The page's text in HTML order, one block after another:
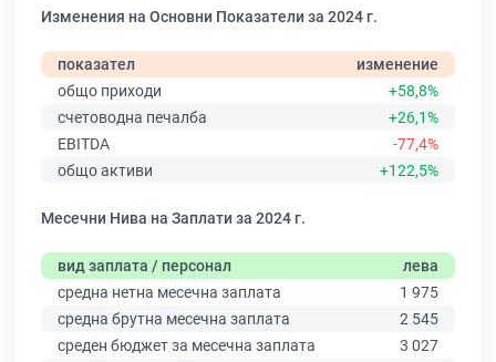
Изменения на Основни Показатели за 2024 г.
показател
изменение
общо приходи
+58,8%
счетоводна печалба
+26,1%
EBITDA
-77,4%
общо активи
+122,5%
Месечни Нива на Заплати за 2024 г.
вид заплата / персонал
лева
средна нетна месечна заплата
1 975
средна брутна месечна заплата
2 545
среден бюджет за месечна заплата
3 027